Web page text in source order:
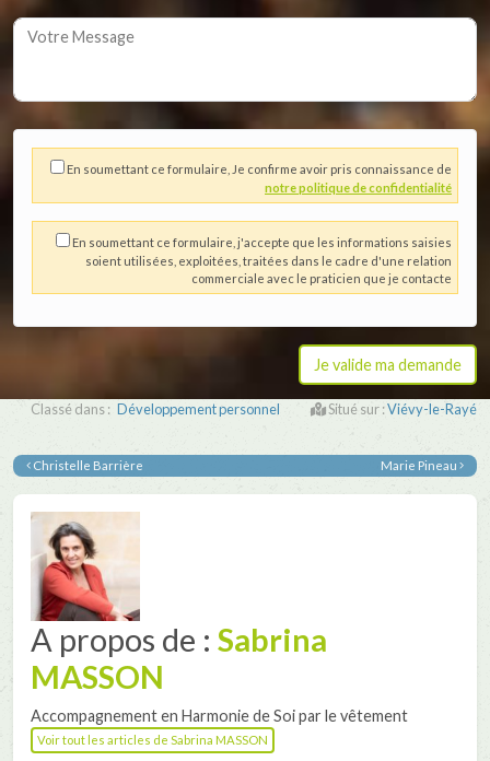
En soumettant ce formulaire, Je confirme avoir pris connaissance de
notre politique de confidentialité
En soumettant ce formulaire, j'accepte que les informations saisies
soient utilisées, exploitées, traitées dans le cadre d'une relation
commerciale avec le praticien que je contacte
Classé dans : Développement personnel Situé sur :Viévy-le-Rayé
Christelle Barrière Marie Pineau
A propos de : Sabrina
MASSON
Accompagnement en Harmonie de Soi par le vêtement
Voir tout les articles de Sabrina MASSON